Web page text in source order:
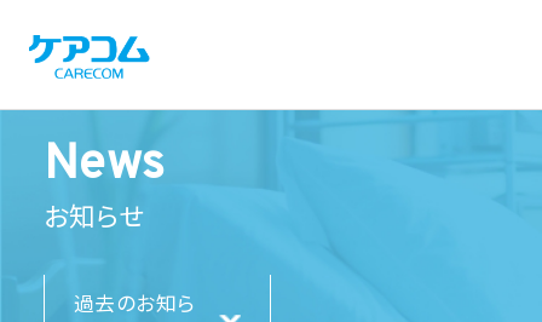
News
お知らせ
過去のお知ら